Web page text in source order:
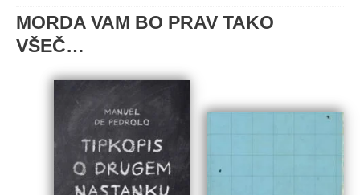
MORDA VAM BO PRAV TAKO
VŠEČ…